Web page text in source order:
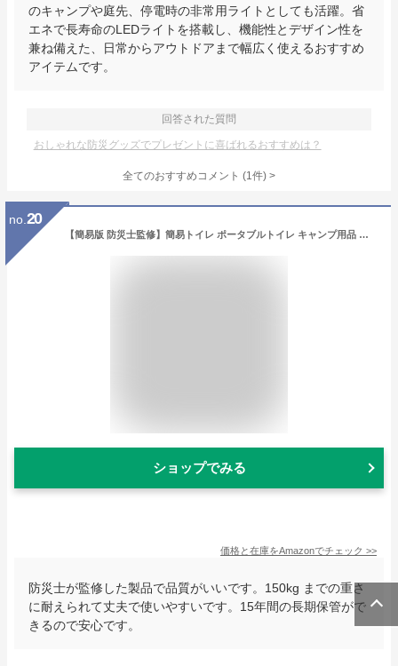
のキャンプや庭先、停電時の非常用ライトとしても活躍。省
エネで長寿命のLEDライトを搭載し、機能性とデザイン性を
兼ね備えた、日常からアウトドアまで幅広く使えるおすすめ
アイテムです。
回答された質問
おしゃれな防災グッズでプレゼントに喜ばれるおすすめは？
全てのおすすめコメント (1件) >
no. 20
【簡易版 防災士監修】簡易トイレ ポータブルトイレ キャンプ用品 携帯トイレ 耐荷重150㎏ 非常用トイレ 防災グッズ 折りたたみ式 緊急トイレ 持ち運び易い 組み立て簡単 多用途 15年長期保管可能 地震/災害/アウトドア/介護用 収納袋&排便袋x12＆凝固剤x12付き
ショップでみる
価格と在庫をAmazonでチェック >>
防災士が監修した製品で品質がいいです。150kg までの重さ
に耐えられて丈夫で使いやすいです。15年間の長期保管がで
きるので安心です。